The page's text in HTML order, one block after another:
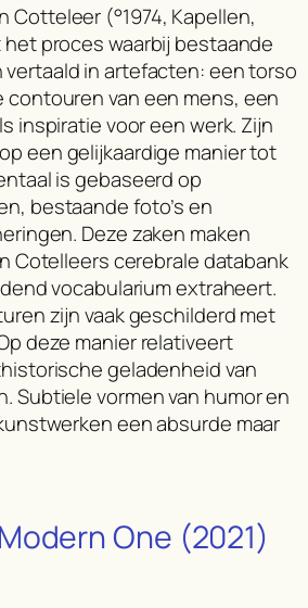
Cotteleer (°1974, Kapellen,
proces waarbij bestaande
in artefacten: een torso
contouren van een mens, een
inspiratie voor een werk. Zijn
een gelijkaardige manier tot
is gebaseerd op
bestaande foto’s en
Deze zaken maken
Cotelleers cerebrale databank
vocabularium extraheert.
zijn vaak geschilderd met
deze manier relativeert
geladenheid van
Subtiele vormen van humor en
een absurde maar
One (2021)